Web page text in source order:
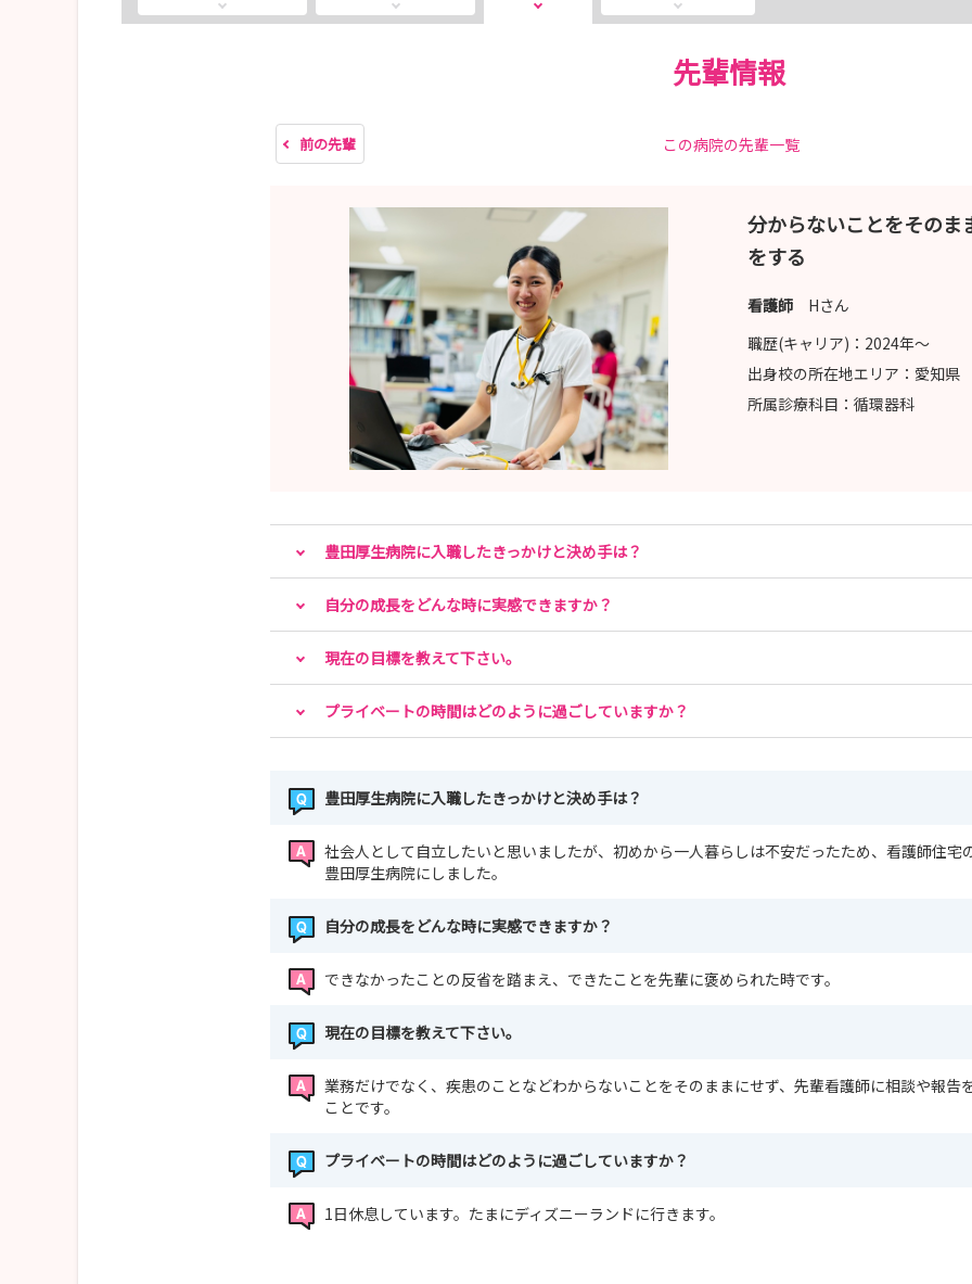
先輩情報
前の先輩 この病院の先輩一覧
分からないことをそのま
をする
看護師 Hさん
職歴(キャリア)： 2024年〜
出身校の所在地エリア： 愛知県
所属診療科目： 循環器科
豊田厚生病院に入職したきっかけと決め手は？
自分の成長をどんな時に実感できますか？
現在の目標を教えて下さい。
プライベートの時間はどのように過ごしていますか？
豊田厚生病院に入職したきっかけと決め手は？
社会人として自立したいと思いましたが、初めから一人暮らしは不安だったため、看護師住宅
豊田厚生病院にしました。
自分の成長をどんな時に実感できますか？
できなかったことの反省を踏まえ、できたことを先輩に褒められた時です。
現在の目標を教えて下さい。
業務だけでなく、疾患のことなどわからないことをそのままにせず、先輩看護師に相談や報告
ことです。
プライベートの時間はどのように過ごしていますか？
1日休息しています。たまにディズニーランドに行きます。